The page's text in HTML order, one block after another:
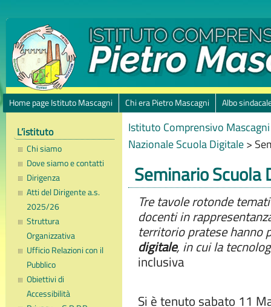
Home page Istituto Mascagni Chi era Pietro Mascagni Albo
L’istituto
Chi siamo
Dove siamo e contatti
Dirigenza
Atti del Dirigente a.s.
2025/26
Struttura
Organizzativa
Ufficio Relazioni con il
Pubblico
Obiettivi di
Accessibilità
Istituto Comprensivo
Nazionale Scuola Digitale>
Seminario Scuola
Tre tavole rotonde
docenti in
territorio pratese hanno
digitale, in cui la
inclusiva
Si è tenuto sabato 11